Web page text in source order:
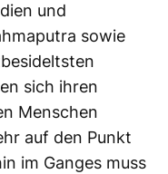
und
sowie
sich ihren
Menschen
auf den Punkt
im Ganges muss